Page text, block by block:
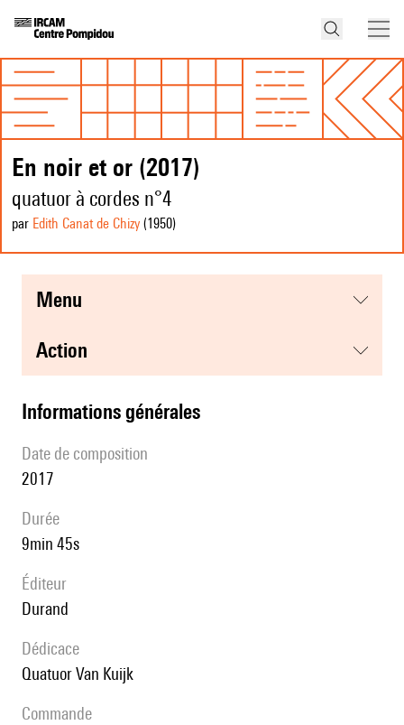
En noir et or (2017)
quatuor à cordes n°4
par Edith Canat de Chizy (1950)
menu
action
informations générales
date de composition
2017
durée
9min 45s
éditeur
Durand
Dédicace
Quatuor Van Kuijk
Commande